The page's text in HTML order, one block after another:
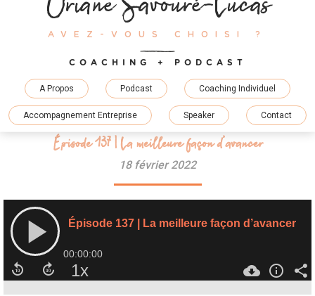
Oriane Savouré-Lucas
AVEZ-VOUS CHOISI ?
COACHING + PODCAST
A Propos Podcast Coaching Individuel
Accompagnement Entreprise Speaker Contact
Épisode 137 | La meilleure façon d’avancer
18 février 2022